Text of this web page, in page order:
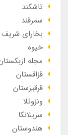
تاشکند
سمرقند
بخارای شریف
خیوه
مجله
قزاقستان
قرقیزستان
ونزوئلا
سریلانکا
هندوستان